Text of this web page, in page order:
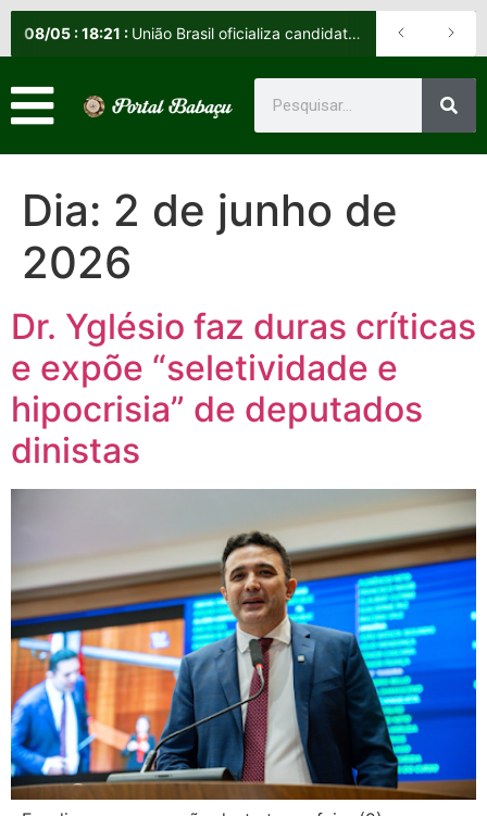
08/05 :18:21 : União Brasil oficializa candidatos e reafirma apoio a Orleans Brandão ao Governo do Maranhão
Dia: 2 de junho de
2026
Dr. Yglésio faz duras críticas
e expõe “seletividade e
hipocrisia” de deputados
dinistas